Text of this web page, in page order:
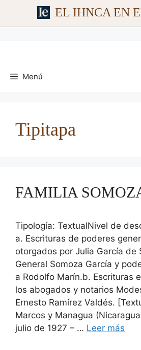
EL IHNCA EN
contenido
Menú
Tipitapa
FAMILIA
Tipología: TextualNivel de
a. Escrituras de poderes
otorgados por Julia García de
General Somoza García y
a Rodolfo Marín.b. Escrituras
los abogados y notarios
Ernesto Ramírez Valdés.
Marcos y Managua
julio de 1927 – … Leer más